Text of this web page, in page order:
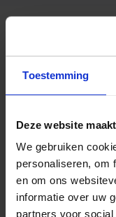
Toestemming
Deze website
We gebruiken
personaliseren, om
en om ons
informatie over uw
partners voor
hoogwaardig
aluminium met
railspots zijn 350°
Oxford LED
kleurweergave
voorzien van
verwachte